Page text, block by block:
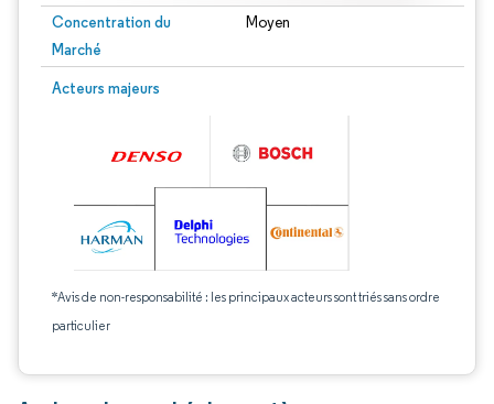
Concentration du
Marché
Moyen
Acteurs majeurs
*Avis de non-responsabilité : les principaux acteurs sont triés sans ordre
particulier